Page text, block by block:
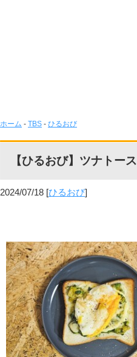
ホーム - TBS - ひるおび
【ひるおび】ツナトー
2024/07/18 [ひるおび]